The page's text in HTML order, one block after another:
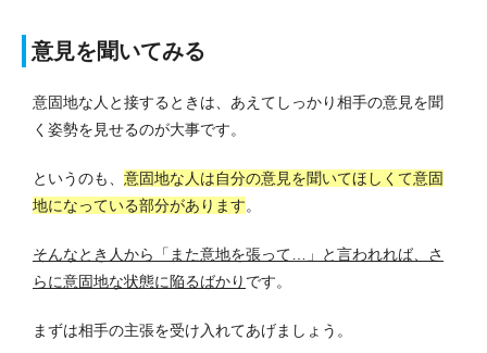
意見を聞いてみる
意固地な人と接するときは、あえてしっかり相手の意見を聞
く姿勢を見せるのが大事です。
というのも、 意固地な人は自分の意見を聞いてほしくて意固
地になっている部分があります。
そんなとき人から「また意地を張って…」と言われれば、さ
らに意固地な状態に陥るばかり です。
まずは相手の主張を受け入れてあげましょう。